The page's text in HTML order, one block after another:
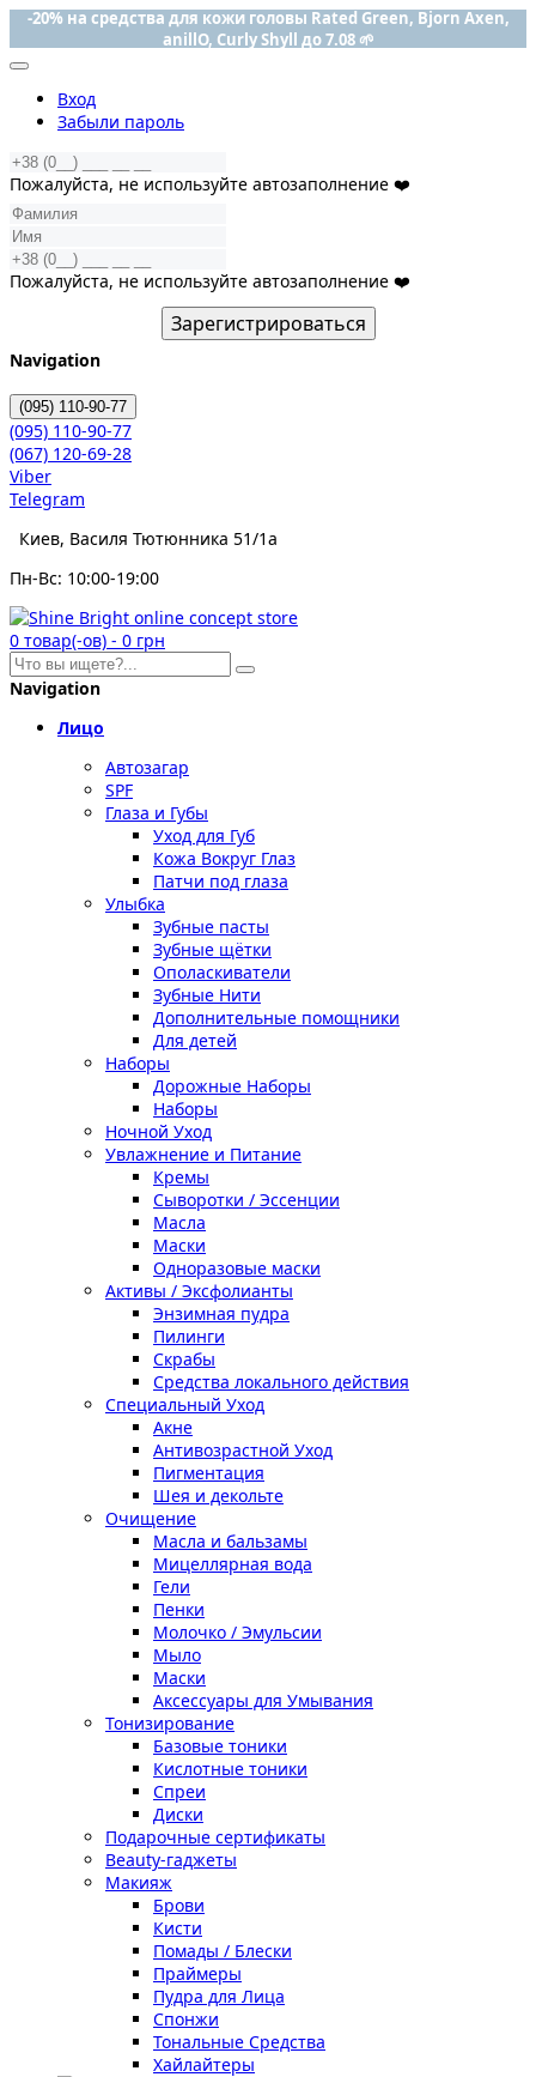
-20% на средства для кожи головы Rated Green, Bjorn Axen,
anillO, Curly Shyll до 7.08 🌱
Вход
Забыли пароль
Пожалуйста, не используйте автозаполнение ❤️
Пожалуйста, не используйте автозаполнение ❤️
Зарегистрироваться
Navigation
(095) 110-90-77
(095) 110-90-77
(067) 120-69-28
Viber
Telegram
Киев, Василя Тютюнника 51/1а
Пн-Вс: 10:00-19:00
0 товар(-ов) - 0 грн
Navigation
Лицо
Автозагар
SPF
Глаза и Губы
Уход для Губ
Кожа Вокруг Глаз
Патчи под глаза
Улыбка
Зубные пасты
Зубные щётки
Ополаскиватели
Зубные Нити
Дополнительные помощники
Для детей
Наборы
Дорожные Наборы
Наборы
Ночной Уход
Увлажнение и Питание
Кремы
Сыворотки / Эссенции
Масла
Маски
Одноразовые маски
Активы / Эксфолианты
Энзимная пудра
Пилинги
Скрабы
Средства локального действия
Специальный Уход
Акне
Антивозрастной Уход
Пигментация
Шея и декольте
Очищение
Масла и бальзамы
Мицеллярная вода
Гели
Пенки
Молочко / Эмульсии
Мыло
Маски
Аксессуары для Умывания
Тонизирование
Базовые тоники
Кислотные тоники
Спреи
Диски
Подарочные сертификаты
Beauty-гаджеты
Макияж
Брови
Кисти
Помады / Блески
Праймеры
Пудра для Лица
Спонжи
Тональные Средства
Хайлайтеры